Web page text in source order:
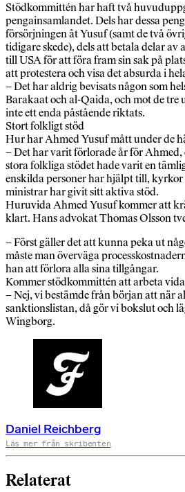
Stödkommittén har haft två
pengainsamlandet. Dels har dessa
försörjningen åt Yusuf (samt de två
tidigare skede), dels att betala delar av
till USA för att föra fram sin sak på
att protestera och visa det absurda i
– Det har aldrig bevisats någon som
Barakaat och al-Qaida, och mot de tre
inte ett enda påstående riktats.
Stort folkligt stöd
Hur har Ahmed Yusuf mått under de
– Det har varit förlorade år för
stora folkliga stödet hade varit en
enskilda personer har hjälpt till,
ministrar har givit sitt aktiva stöd.
Huruvida Ahmed Yusuf kommer att
klart. Hans advokat Thomas Olsson
– Först gäller det att kunna peka ut
måste man överväga
han att förlora alla sina tillgångar.
Kommer stödkommittén att arbeta
– Nej, vi bestämde från början att när
sanktionslistan, då gör vi bokslut och
Wingborg.
Daniel Reichberg
Läs mer från skribenten
Relaterat